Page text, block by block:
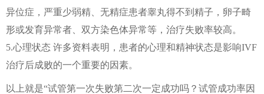
异位症，严重少弱精、无精症患者睾丸得不到精子，卵子畸
形或发育异常者、双方染色体异常等，治疗失败率较高。
5.心理状态 许多资料表明，患者的心理和精神状态是影响IVF
治疗后成败的一个重要的因素。
以上就是“试管第一次失败第二次一定成功吗？试管成功率因